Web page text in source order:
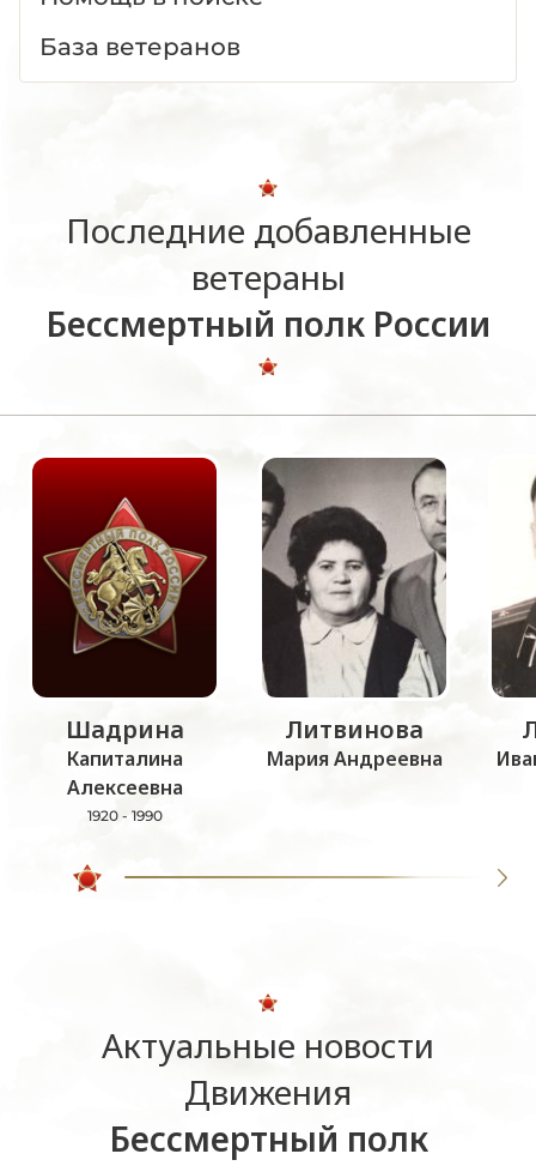
База ветеранов
Последние добавленные
ветераны
Бессмертный полк России
Шадрина
Капиталина
Алексеевна
1920 - 1990
Литвинова
Мария Андреевна
Актуальные новости
Движения
Бессмертный полк